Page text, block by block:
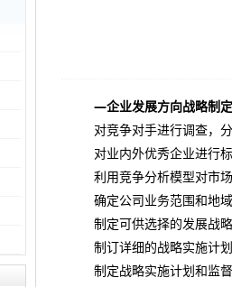
—企业发展方向战略制定
对竞争对手进行调查，分
对业内外优秀企业进行标
利用竞争分析模型对市场
确定公司业务范围和地域
制定可供选择的发展战
制订详细的战略实施计划
制定战略实施计划和监